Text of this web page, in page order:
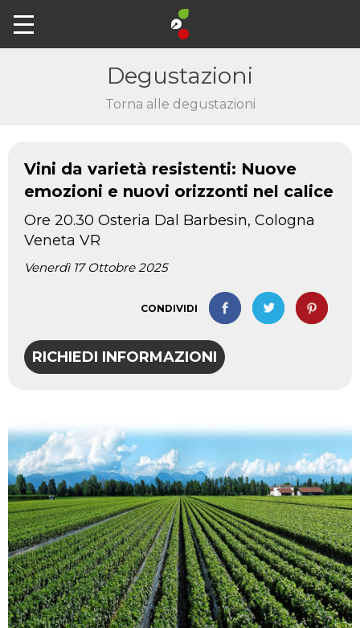
Degustazioni
Torna alle degustazioni
Vini da varietà resistenti: Nuove
emozioni e nuovi orizzonti nel calice
Ore 20.30 Osteria Dal Barbesin, Cologna
Veneta VR
Venerdì 17 Ottobre 2025
CONDIVIDI
RICHIEDI INFORMAZIONI